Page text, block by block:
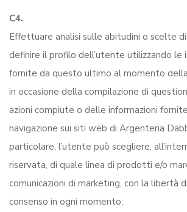
C4.
Effettuare analisi sulle abitudini o scelte
definire il profilo dell’utente utilizzando le
fornite da questo ultimo al momento
in occasione della compilazione di
azioni compiute o delle informazioni
navigazione sui siti web di Argenteria
particolare, l’utente può scegliere,
riservata, di quale linea di prodotti e/o
comunicazioni di marketing, con la libertà
consenso in ogni momento;